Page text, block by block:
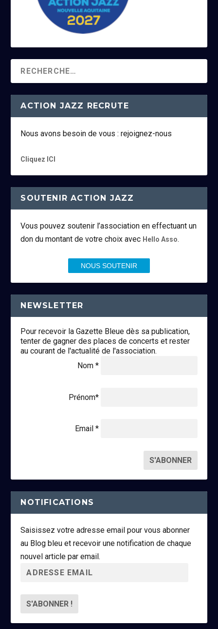
ACTION JAZZ RECRUTE
Nous avons besoin de vous : rejoignez-nous
Cliquez ICI
SOUTENIR ACTION JAZZ
Vous pouvez soutenir l’association en effectuant un
don du montant de votre choix avec Hello Asso.
NOUS SOUTENIR
NEWSLETTER
Pour recevoir la Gazette Bleue dès sa publication,
tenter de gagner des places de concerts et rester
au courant de l'actualité de l'association.
Nom *
Prénom*
Email *
NOTIFICATIONS
Saisissez votre adresse email pour vous abonner
au Blog bleu et recevoir une notification de chaque
nouvel article par email.
r
s